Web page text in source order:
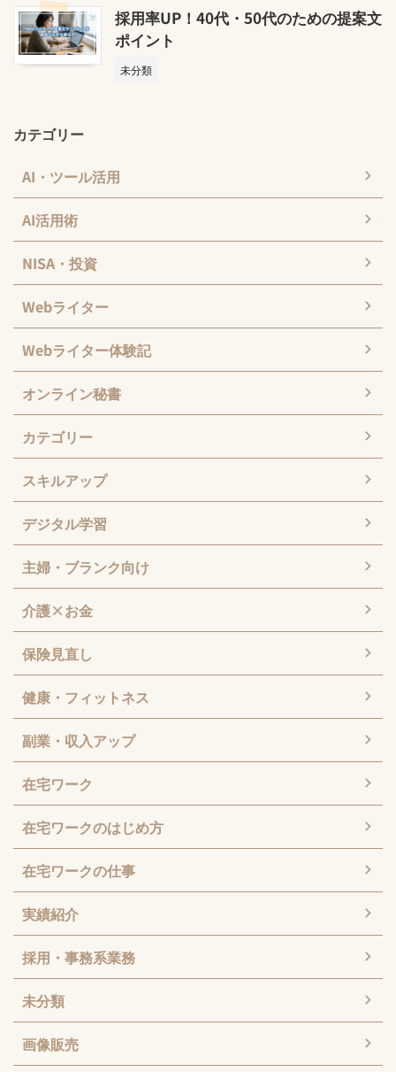
採用率UP！40代・50代のための提案文
ポイント
未分類
カテゴリー
AI・ツール活用
AI活用術
NISA・投資
Webライター
Webライター体験記
オンライン秘書
カテゴリー
スキルアップ
デジタル学習
主婦・ブランク向け
介護×お金
保険見直し
健康・フィットネス
副業・収入アップ
在宅ワーク
在宅ワークのはじめ方
在宅ワークの仕事
実績紹介
採用・事務系業務
未分類
画像販売